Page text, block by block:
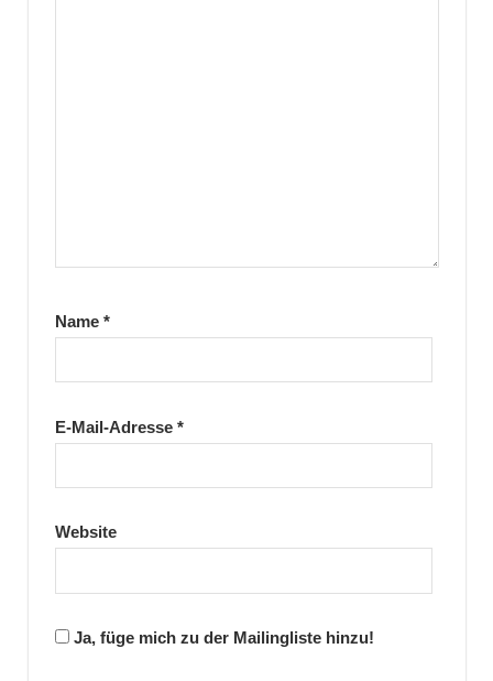
Name *
E-Mail-Adresse *
Website
Ja, füge mich zu der Mailingliste hinzu!